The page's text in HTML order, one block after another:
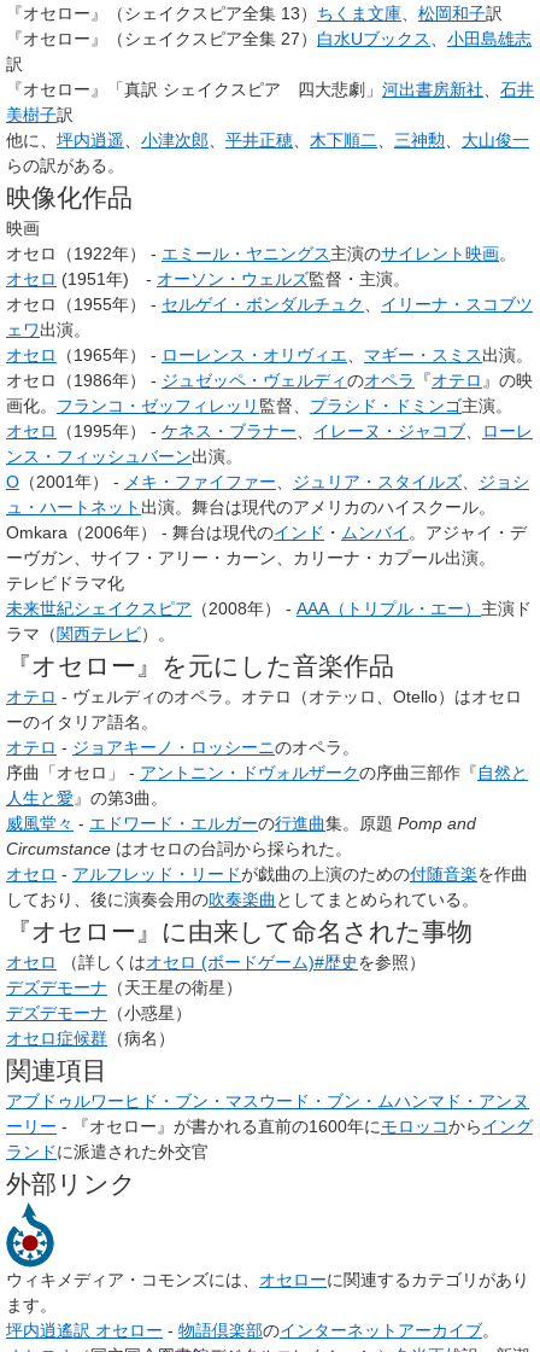
『オセロー』（シェイクスピア全集 13） ちくま文庫、 松岡和子訳
『オセロー』（シェイクスピア全集 27） 白水Uブックス、 小田島雄志
訳
『オセロー』「真訳 シェイクスピア 四大悲劇」 河出書房新社、 石井
美樹子訳
他に、 坪内逍遥、 小津次郎、 平井正穂、 木下順二、 三神勲、 大山俊一
らの訳がある。
映像化作品
映画
オセロ（1922年） - エミール・ヤニングス主演のサイレント映画。
オセロ (1951年) - オーソン・ウェルズ監督・主演。
オセロ（1955年） - セルゲイ・ボンダルチュク、 イリーナ・スコブツ
ェワ出演。
オセロ
（1965年） - ローレンス・オリヴィエ、 マギー・スミス出演。
オセロ（1986年） - ジュゼッペ・ヴェルディのオペラ 『オテロ 』の映
画化。 フランコ・ゼッフィレッリ 監督、 プラシド・ドミンゴ主演。
オセロ
（1995年） - ケネス・ブラナー、 イレーヌ・ジャコブ、
ローレ
ンス・フィッシュバーン出演。
O （2001年） - メキ・ファイファー、 ジュリア・スタイルズ、 ジョシ
ュ・ハートネット 出演。舞台は現代のアメリカのハイスクール。
Omkara（2006年） - 舞台は現代のインド ・ ムンバイ。アジャイ・デ
ーヴガン、サイフ・アリー・カーン、カリーナ・カプール出演。
テレビドラマ化
未来世紀シェイクスピア （2008年） - AAA（トリプル・エー） 主演ド
ラマ（関西テレビ）。
『オセロー』を元にした音楽作品
オテロ - ヴェルディのオペラ。オテロ（オテッロ、Otello）はオセロ
ーのイタリア語名。
オテロ - ジョアキーノ・ロッシーニのオペラ。
序曲「オセロ」 - アントニン・ドヴォルザークの序曲三部作『自然と
人生と愛』の第3曲。
威風堂々 - エドワード・エルガーの行進曲集。原題 Pomp and
Circumstance はオセロの台詞から採られた。
オセロ - アルフレッド・リードが戯曲の上演のための付随音楽を作曲
しており、後に演奏会用の吹奏楽曲 としてまとめられている。
『オセロー』に由来して命名された事物
オセロ （詳しくはオセロ (ボードゲーム)#歴史を参照）
デズデモーナ （天王星の衛星）
デズデモーナ （小惑星）
オセロ症候群 （病名）
関連項目
アブドゥルワーヒド・ブン・マスウード・ブン・ムハンマド・アンヌ
ーリー - 『オセロー』が書かれる直前の1600年にモロッコからイング
ランドに派遣された外交官
外部リンク
ウィキメディア・コモンズには、 オセローに関連するカテゴリがあり
ます。
坪内逍遙訳 オセロー - 物語倶楽部のインターネットアーカイブ。